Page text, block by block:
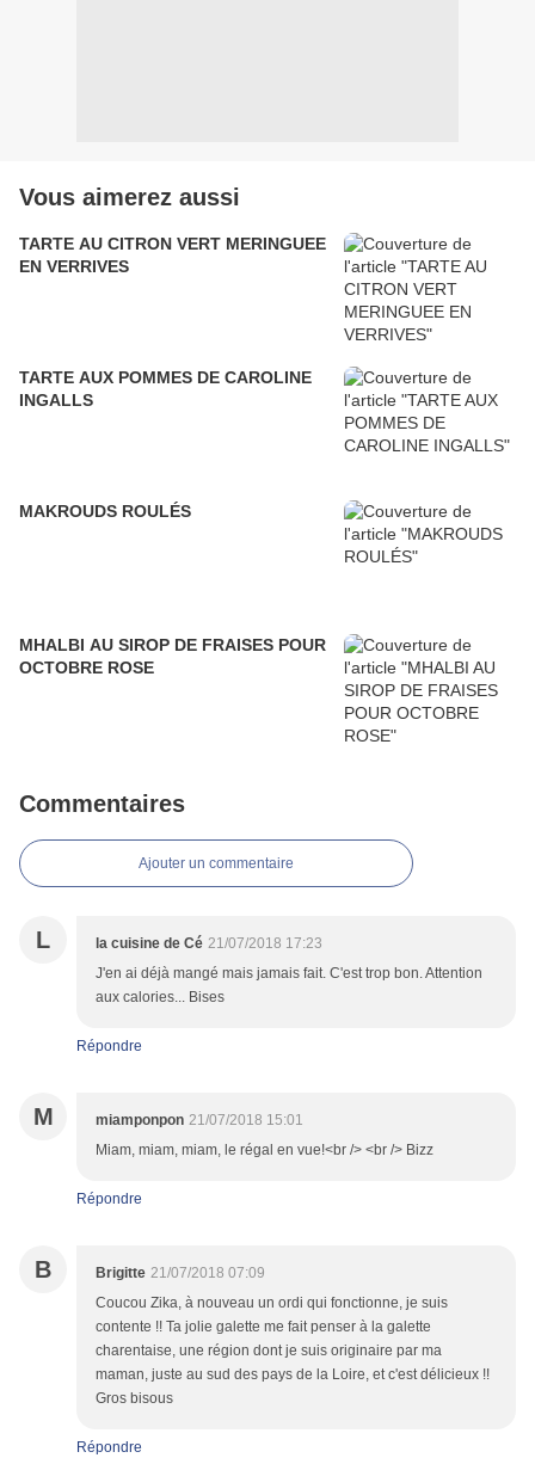
Vous aimerez aussi
TARTE AU CITRON VERT MERINGUEE
EN VERRIVES
TARTE AUX POMMES DE CAROLINE
INGALLS
MAKROUDS ROULÉS
MHALBI AU SIROP DE FRAISES POUR
OCTOBRE ROSE
Commentaires
Ajouter un commentaire
L la cuisine de Cé 21/07/2018 17:23
J'en ai déjà mangé mais jamais fait. C'est trop bon. Attention
aux calories... Bises
Répondre
M miamponpon 21/07/2018 15:01
Miam, miam, miam, le régal en vue!<br /> <br /> Bizz
Répondre
B Brigitte 21/07/2018 07:09
Coucou Zika, à nouveau un ordi qui fonctionne, je suis
contente !! Ta jolie galette me fait penser à la galette
charentaise, une région dont je suis originaire par ma
maman, juste au sud des pays de la Loire, et c'est délicieux !!
Gros bisous
Répondre